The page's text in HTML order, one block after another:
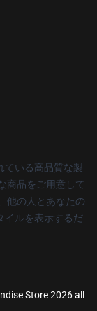
ている高品質な製
商品をご用意して
他の人とあなたの
イルを表示するだ
Store 2026 all